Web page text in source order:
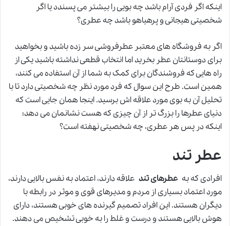
اینکه اگر فردی آرام باشد چه بویی را بیشتر می پسندد یا اگر
شخصیتی هیجانی و پرهیاهو باشد چه عطری؟
اگر به فروشگاه های معتبر عطرفروشی سر زده باشید و بخواهید
برای دوستانتان عطر بخرید اما انتخاب قطعی نداشته باشید یکی از
راه هایی که فروشندگان برای کمک به شما از آن استفاده می کنند،
همین است. طرح این سوال که فرد مورد نظر چه شخصیتی دارد تا با
تحلیل آن به بوی مورد علاقه اش برسید. اینجا همان جایی است که
دنیای عطرها را بزرگ تر از آن چیزی که هست نشانمان می دهد؛
اینکه در پس هر عطری، چه شخصیتی نهفته است؟
عطر تند
افرادی که بهعطرهای تند علاقه دارند، اعتماد به نفس بالایی دارند،
مورد اعتماد بسیاری از مردم و مدیرهای قوی و موثر در رابطه با
دیگران هستند. این افراد تصمیم گیرنده های خوبی هستند، دارای
هوش بالایی هستند و درست و غلط را به خوبی تشخیص می دهند.